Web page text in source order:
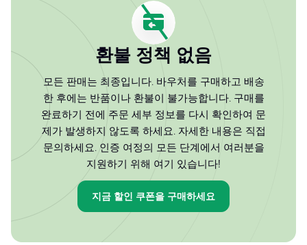
환불 정책 없음
모든 판매는 최종입니다. 바우처를 구매하고 배송
한 후에는 반품이나 환불이 불가능합니다. 구매를
완료하기 전에 주문 세부 정보를 다시 확인하여 문
제가 발생하지 않도록 하세요. 자세한 내용은 직접
문의하세요. 인증 여정의 모든 단계에서 여러분을
지원하기 위해 여기 있습니다!
지금 할인 쿠폰을 구매하세요